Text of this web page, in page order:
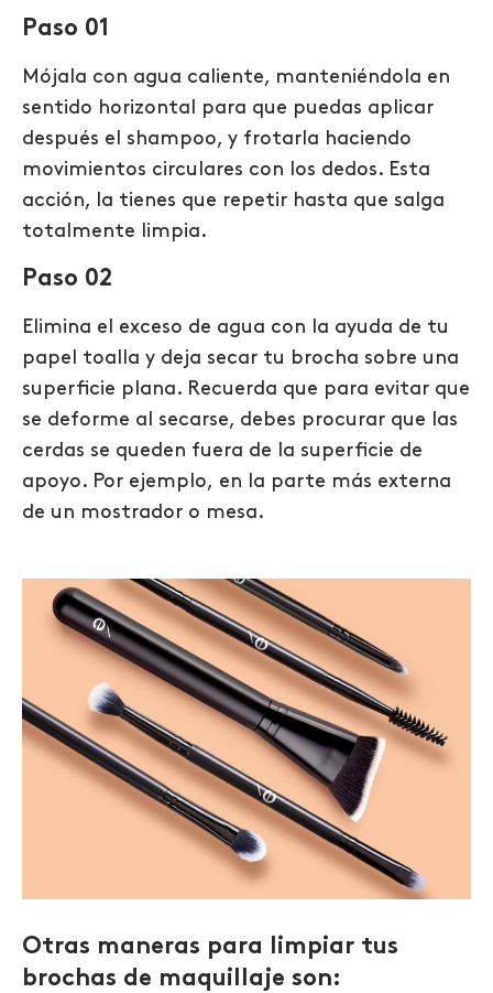
Paso 01
Mójala con agua caliente, manteniéndola en
sentido horizontal para que puedas aplicar
después el shampoo, y frotarla haciendo
movimientos circulares con los dedos. Esta
acción, la tienes que repetir hasta que salga
totalmente limpia.
Paso 02
Elimina el exceso de agua con la ayuda de tu
papel toalla y deja secar tu brocha sobre una
superficie plana. Recuerda que para evitar que
se deforme al secarse, debes procurar que las
cerdas se queden fuera de la superficie de
apoyo. Por ejemplo, en la parte más externa
de un mostrador o mesa.
Otras maneras para limpiar tus
brochas de maquillaje son: